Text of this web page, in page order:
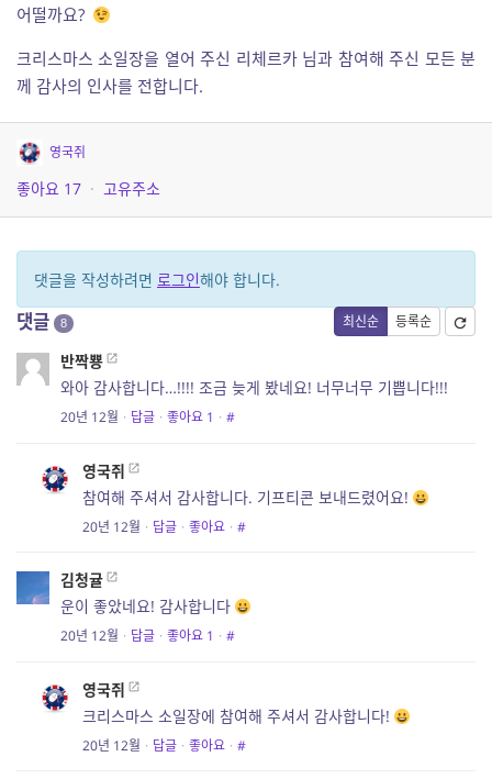
어떨까요?
크리스마스 소일장을 열어 주신 리체르카 님과 참여해 주신 모든 분
께 감사의 인사를 전합니다.
영국쥐
좋아요 17 · 고유주소
댓글을 작성하려면 로그인해야 합니다.
최신순 등록순
댓글 8
반짝뿅
와아 감사합니다…!!!! 조금 늦게 봤네요! 너무너무 기쁩니다!!!
20년 12월 · 답글 · 좋아요 1 · #
영국쥐
참여해 주셔서 감사합니다. 기프티콘 보내드렸어요!
20년 12월 · 답글 · 좋아요 · #
김청귤
운이 좋았네요! 감사합니다
20년 12월 · 답글 · 좋아요 1 · #
영국쥐
크리스마스 소일장에 참여해 주셔서 감사합니다!
20년 12월 · 답글 · 좋아요 · #